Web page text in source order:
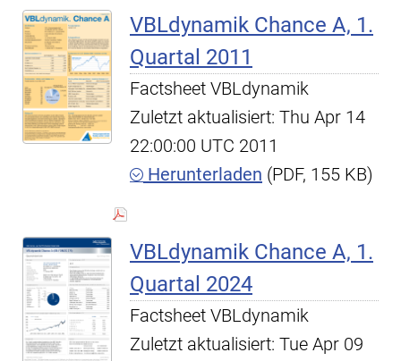
VBLdynamik Chance A, 1.
Quartal 2011
Factsheet VBLdynamik
Zuletzt aktualisiert: Thu Apr 14
22:00:00 UTC 2011
Herunterladen (PDF, 155 KB)
VBLdynamik Chance A, 1.
Quartal 2024
Factsheet VBLdynamik
Zuletzt aktualisiert: Tue Apr 09